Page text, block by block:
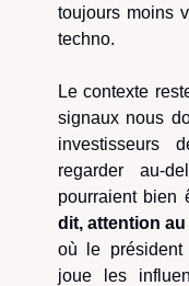
toujours moins
techno.
Le contexte
signaux nous
investisseurs
regarder au-
pourraient bien
dit, attention
où le président
joue les